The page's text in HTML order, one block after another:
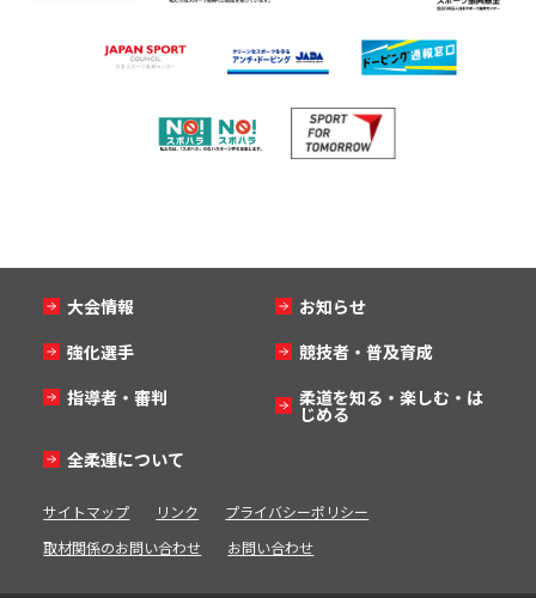
大会情報
お知らせ
強化選手
競技者・普及育成
指導者・審判
柔道を知る・楽しむ・は
じめる
全柔連について
サイトマップ リンク
プライバシーポリシー
取材関係のお問い合わせ
お問い合わせ